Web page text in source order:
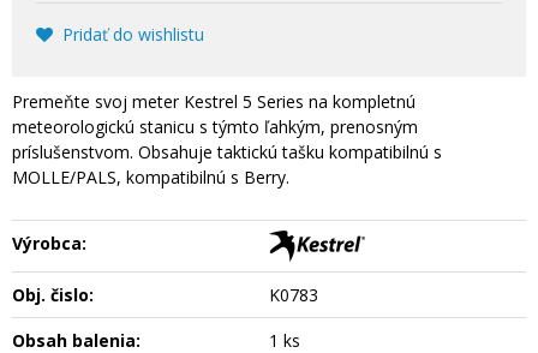
Pridať do wishlistu
Premeňte svoj meter Kestrel 5 Series na kompletnú
meteorologickú stanicu s týmto ľahkým, prenosným
príslušenstvom. Obsahuje taktickú tašku kompatibilnú s
MOLLE/PALS, kompatibilnú s Berry.
Výrobca:
Obj. čislo:
K0783
Obsah balenia:
1 ks